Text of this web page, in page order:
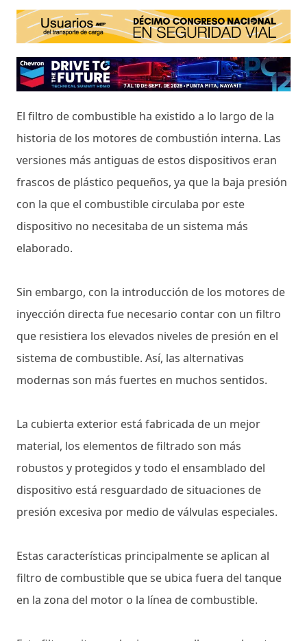
El filtro de combustible ha existido a lo largo de la
historia de los motores de combustión interna. Las
versiones más antiguas de estos dispositivos eran
frascos de plástico pequeños, ya que la baja presión
con la que el combustible circulaba por este
dispositivo no necesitaba de un sistema más
elaborado.
Sin embargo, con la introducción de los motores de
inyección directa fue necesario contar con un filtro
que resistiera los elevados niveles de presión en el
sistema de combustible. Así, las alternativas
modernas son más fuertes en muchos sentidos.
La cubierta exterior está fabricada de un mejor
material, los elementos de filtrado son más
robustos y protegidos y todo el ensamblado del
dispositivo está resguardado de situaciones de
presión excesiva por medio de válvulas especiales.
Estas características principalmente se aplican al
filtro de combustible que se ubica fuera del tanque
en la zona del motor o la línea de combustible.